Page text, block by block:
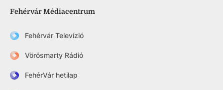
Fehérvár Médiacentrum
Fehérvár Televízió
Vörösmarty Rádió
FehérVár hetilap